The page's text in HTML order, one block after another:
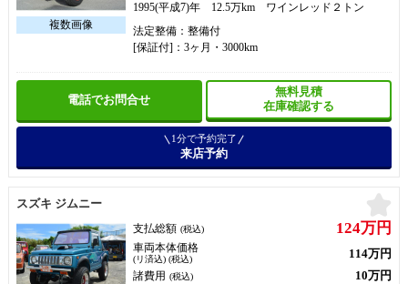
1995(平成7)年 12.5万km ワインレッド２トン
法定整備：整備付
[保証付]：3ヶ月・3000km
電話でお問合せ
無料見積
在庫確認する
1分で予約完了
来店予約
スズキ ジムニー
支払総額 (税込) 124万円
車両本体価格
(リ済込) (税込) 114万円
諸費用 (税込) 10万円